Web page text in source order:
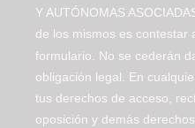
Y AUTÓNOMAS
de los mismos es contestar
formulario. No se cederán
obligación legal. En
tus derechos de acceso,
oposición y demás